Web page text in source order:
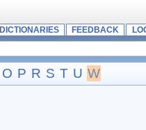
DICTIONARIES FEEDBACK
O P R S T U W